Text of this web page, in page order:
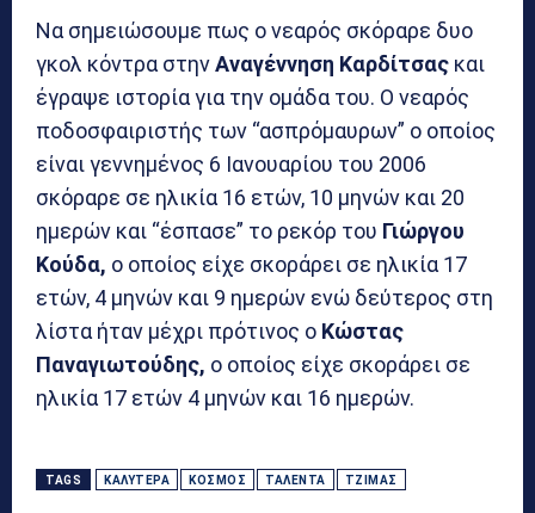
Να σημειώσουμε πως ο νεαρός σκόραρε δυο
γκολ κόντρα στηνΑναγέννηση Καρδίτσας και
έγραψε ιστορία για την ομάδα του. Ο νεαρός
ποδοσφαιριστής των “ασπρόμαυρων” ο οποίος
είναι γεννημένος 6 Ιανουαρίου του 2006
σκόραρε σε ηλικία 16 ετών, 10 μηνών και 20
ημερών και “έσπασε” το ρεκόρ του Γιώργου
Κούδα, ο οποίος είχε σκοράρει σε ηλικία 17
ετών, 4 μηνών και 9 ημερών ενώ δεύτερος στη
λίστα ήταν μέχρι πρότινος ο Κώστας
Παναγιωτούδης, ο οποίος είχε σκοράρει σε
ηλικία 17 ετών 4 μηνών και 16 ημερών.
TAGS ΚΑΛΎΤΕΡΑ ΚΌΣΜΟΣ ΤΑΛΈΝΤΑ ΤΖΊΜΑΣ